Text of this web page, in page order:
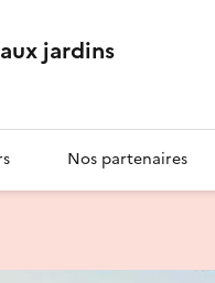
jardins
Nos partenaires